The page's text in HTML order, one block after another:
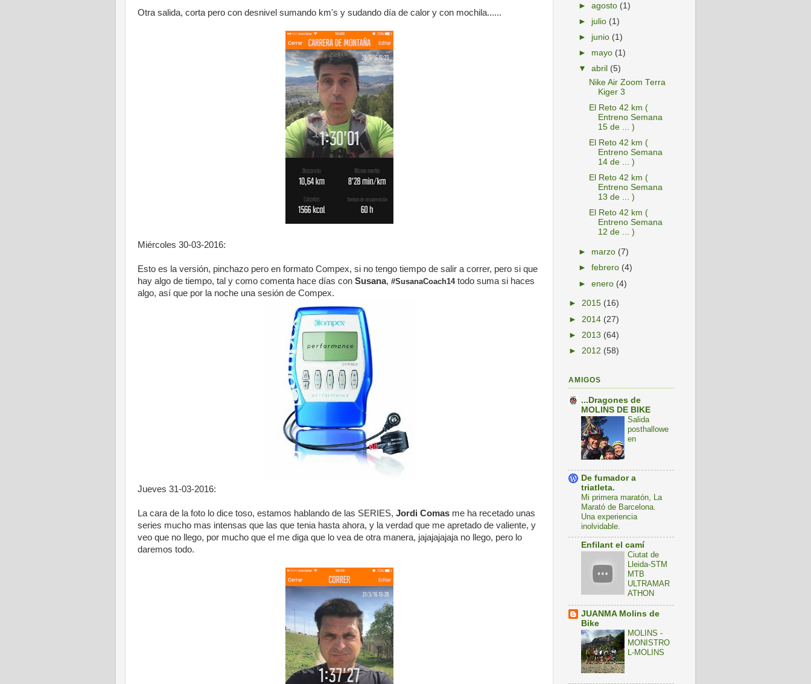
Otra salida, corta pero con desnivel sumando km's y sudando día de calor y con mochila......
Miércoles 30-03-2016:
Esto es la versión, pinchazo pero en formato Compex, si no tengo tiempo de salir a correr, pero si que
hay algo de tiempo, tal y como comenta hace días con Susana, #SusanaCoach14todo suma si haces
algo, así que por la noche una sesión de Compex.
Jueves 31-03-2016:
La cara de la foto lo dice toso, estamos hablando de las SERIES, Jordi Comas me ha recetado unas
series mucho mas intensas que las que tenia hasta ahora, y la verdad que me apretado de valiente, y
veo que no llego, por mucho que el me diga que lo vea de otra manera, jajajajajaja no llego, pero lo
daremos todo.
►agosto (1)
► julio (1)
► junio (1)
► mayo (1)
▼abril (5)
Nike Air Zoom Terra
Kiger 3
El Reto 42 km (
Entreno Semana
15 de ... )
El Reto 42 km (
Entreno Semana
14 de ... )
El Reto 42 km (
Entreno Semana
13 de ... )
El Reto 42 km (
Entreno Semana
12 de ... )
► marzo (7)
►febrero (4)
►enero (4)
► 2015 (16)
► 2014 (27)
► 2013 (64)
► 2012 (58)
AMIGOS
...Dragones de
MOLINS DE BIKE
Salida
posthallowe
en
De fumador a
triatleta.
Mi primera maratón, La
Marató de Barcelona.
Una experiencia
inolvidable.
Enfilant el camí
Ciutat de
Lleida-STM
MTB
ULTRAMAR
ATHON
JUANMA Molins de
Bike
MOLINS -
MONISTRO
L-MOLINS